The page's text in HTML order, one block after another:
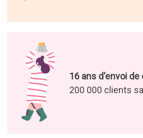
16 ans d'envoi de
200 000 clients